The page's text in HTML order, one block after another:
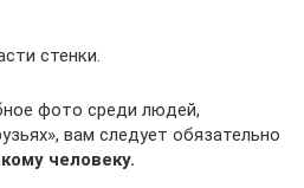
стенки.
фото среди людей,
вам следует обязательно
человеку.